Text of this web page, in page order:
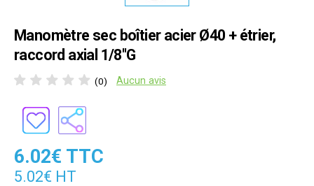
Manomètre sec boîtier acier Ø40 + étrier,
raccord axial 1/8"G
(0) Aucun avis
6.02€ TTC
5.02€ HT